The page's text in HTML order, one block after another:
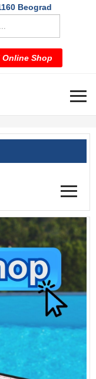
Beograd
Online Shop
≡
≡